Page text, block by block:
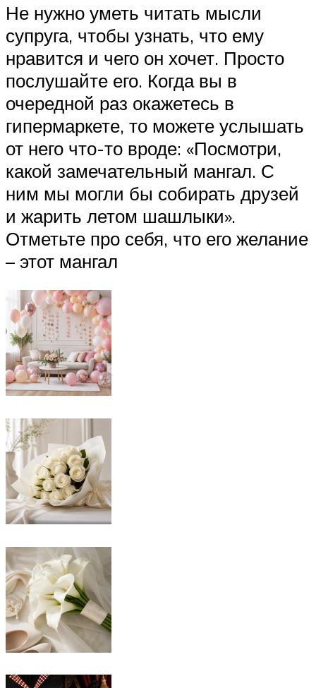
Не нужно уметь читать мысли
супруга, чтобы узнать, что ему
нравится и чего он хочет. Просто
послушайте его. Когда вы в
очередной раз окажетесь в
гипермаркете, то можете услышать
от него что-то вроде: «Посмотри,
какой замечательный мангал. С
ним мы могли бы собирать друзей
и жарить летом шашлыки».
Отметьте про себя, что его желание
– этот мангал